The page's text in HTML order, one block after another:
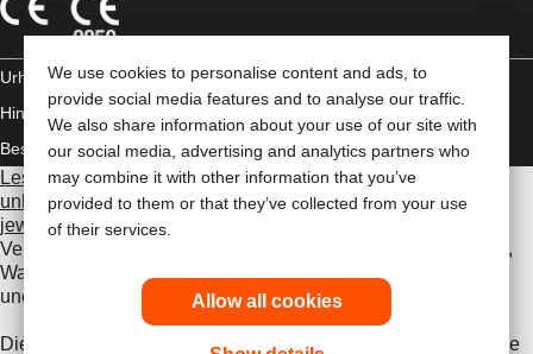
We use cookies to personalise content and ads, to
provide social media features and to analyse our traffic.
We also share information about your use of our site with
our social media, advertising and analytics partners who
may combine it with other information that you’ve
provided to them or that they’ve collected from your use
of their services.
Allow all cookies
Urheberrechts-
Hinweis/Nutzungsbedingungen
Datenschutz-
Bestimmungen Umgang mit Cookies
Lesen Sie vor der Verwendung der angeführten Produkte
unbedingt die gesamte Gebrauchsanweisung, die dem
jeweiligen Produkt beiliegt
Verwendungszweck, eine Beschreibung, Kontraindikationen,
Warnhinweise, Vorsichtsmaßnahmen, Angaben zu
unerwünschten Ereignissen und die Gebrauchsanweisung.
Die hier enthaltenen Informationen stellen keine medizinische